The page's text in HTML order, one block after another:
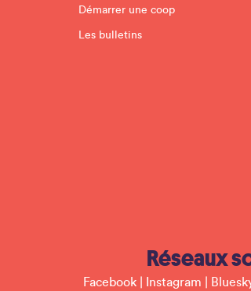
Démarrer une coop
Les bulletins
Réseaux
Facebook Instagram